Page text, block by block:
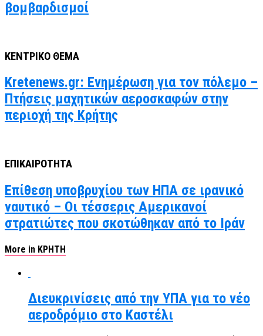
βομβαρδισμοί
ΚΕΝΤΡΙΚΟ ΘΕΜΑ
Kretenews.gr: Ενημέρωση για τον πόλεμο –
Πτήσεις μαχητικών αεροσκαφών στην
περιοχή της Κρήτης
ΕΠΙΚΑΙΡΟΤΗΤΑ
Επίθεση υποβρυχίου των ΗΠΑ σε ιρανικό
ναυτικό – Οι τέσσερις Αμερικανοί
στρατιώτες που σκοτώθηκαν από το Ιράν
More in ΚΡΗΤΗ
Διευκρινίσεις από την ΥΠΑ για το νέο
αεροδρόμιο στο Καστέλι